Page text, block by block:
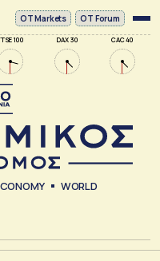
100 DAX 30 CAC 40
ΟΤ Markets OT Forum
WORLD